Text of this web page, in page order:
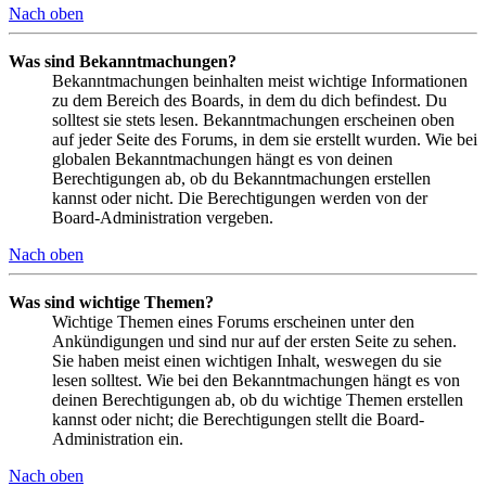
Nach oben
Was sind Bekanntmachungen?
Bekanntmachungen beinhalten meist wichtige Informationen
zu dem Bereich des Boards, in dem du dich befindest. Du
solltest sie stets lesen. Bekanntmachungen erscheinen oben
auf jeder Seite des Forums, in dem sie erstellt wurden. Wie bei
globalen Bekanntmachungen hängt es von deinen
Berechtigungen ab, ob du Bekanntmachungen erstellen
kannst oder nicht. Die Berechtigungen werden von der
Board-Administration vergeben.
Nach oben
Was sind wichtige Themen?
Wichtige Themen eines Forums erscheinen unter den
Ankündigungen und sind nur auf der ersten Seite zu sehen.
Sie haben meist einen wichtigen Inhalt, weswegen du sie
lesen solltest. Wie bei den Bekanntmachungen hängt es von
deinen Berechtigungen ab, ob du wichtige Themen erstellen
kannst oder nicht; die Berechtigungen stellt die Board-
Administration ein.
Nach oben